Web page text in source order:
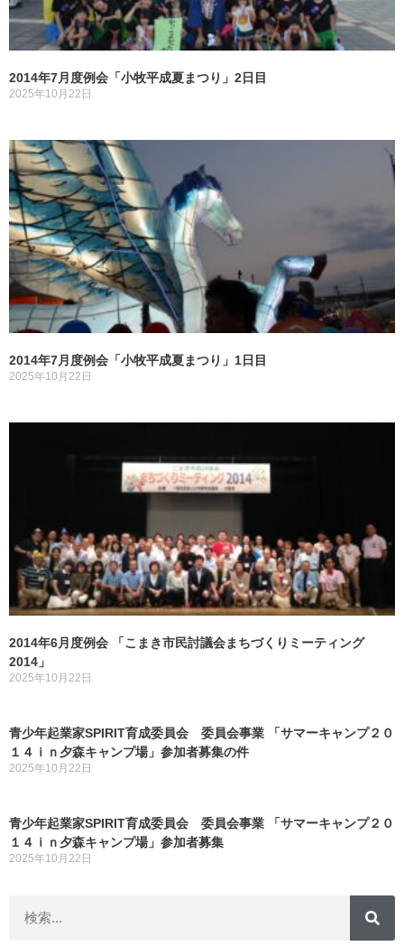
2014年7月度例会「小牧平成夏まつり」2日目
2025年10月22日
2014年7月度例会「小牧平成夏まつり」1日目
2025年10月22日
2014年6月度例会 「こまき市民討議会まちづくりミーティング
2014」
2025年10月22日
青少年起業家SPIRIT育成委員会 委員会事業 「サマーキャンプ２０
１４ｉｎ夕森キャンプ場」参加者募集の件
2025年10月22日
青少年起業家SPIRIT育成委員会 委員会事業 「サマーキャンプ２０
１４ｉｎ夕森キャンプ場」参加者募集
2025年10月22日